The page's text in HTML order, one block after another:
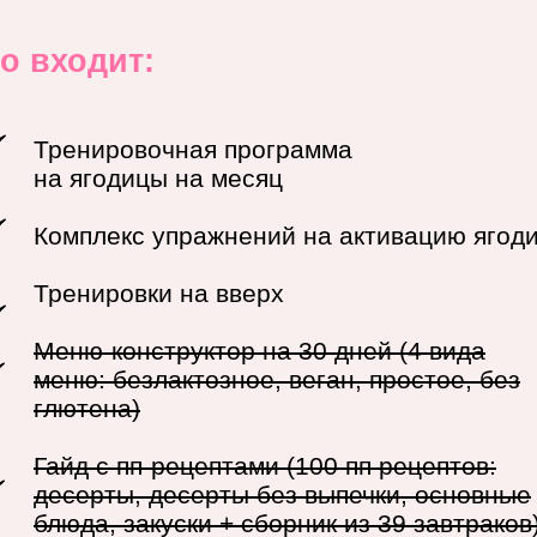
входит:
Тренировочная программа
на ягодицы на месяц
Комплекс упражнений на активацию
Тренировки на вверх
Меню-конструктор на 30 дней (4 вида
меню: безлактозное, веган, простое, без
глютена)
Гайд с пп-рецептами (100 пп рецептов:
десерты, десерты без выпечки, основные
блюда, закуски + сборник из 39